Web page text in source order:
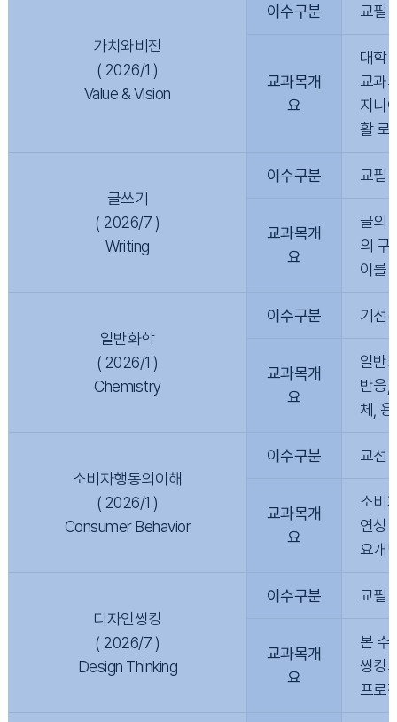
가치와비전
( 2026/1 )
Value & Vision
이수구분 교필
교과목개
요
대학
교과
지니
활 로
글쓰기
( 2026/7 )
Writing
이수구분 교필
교과목개
요
글의
의 구
이를
일반화학
( 2026/1 )
Chemistry
이수구분 기선(
교과목개
요
일반
반응,
체,
소비자행동의이해
( 2026/1 )
Consumer Behavior
이수구분 교선
교과목개
요
소비
연성
요개
디자인씽킹
( 2026/7 )
Design Thinking
이수구분 교필
교과목개
요
본 수
씽킹
프로